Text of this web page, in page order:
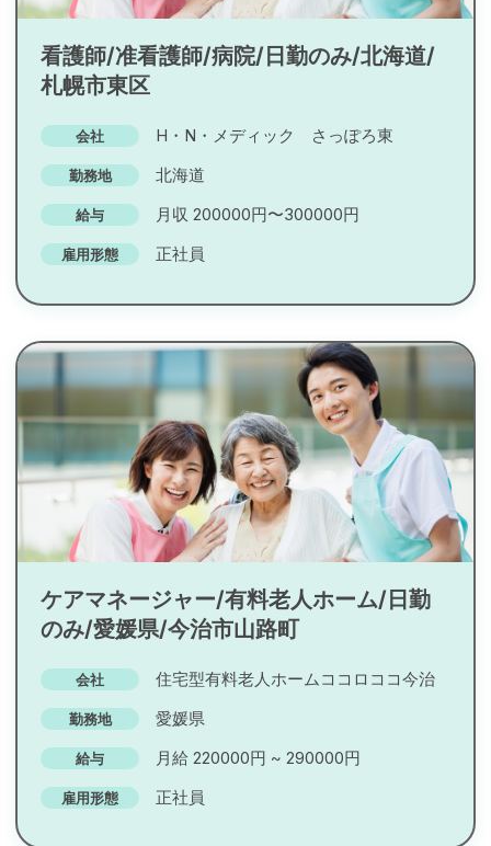
看護師/准看護師/病院/日勤のみ/北海道/
札幌市東区
会社 H・N・メディック さっぽろ東
勤務地 北海道
給与 月収 200000円〜300000円
雇用形態 正社員
ケアマネージャー/有料老人ホーム/日勤
のみ/愛媛県/今治市山路町
会社 住宅型有料老人ホームココロココ今治
勤務地 愛媛県
給与 月給 220000円 ~ 290000円
雇用形態 正社員